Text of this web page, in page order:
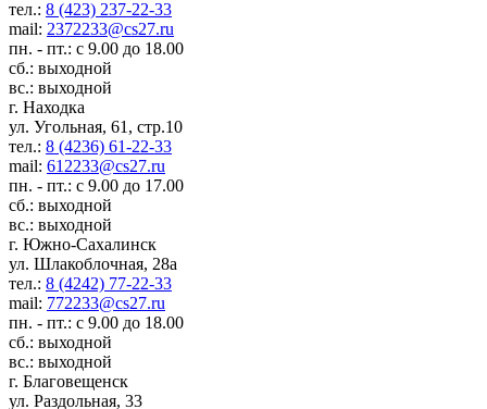
тел.: 8 (423) 237-22-33
mail: 2372233@cs27.ru
пн. - пт.: с 9.00 до 18.00
сб.: выходной
вс.: выходной
г. Находка
ул. Угольная, 61, стр.10
тел.: 8 (4236) 61-22-33
mail: 612233@cs27.ru
пн. - пт.: с 9.00 до 17.00
сб.: выходной
вс.: выходной
г. Южно-Сахалинск
ул. Шлакоблочная, 28а
тел.: 8 (4242) 77-22-33
mail: 772233@cs27.ru
пн. - пт.: с 9.00 до 18.00
сб.: выходной
вс.: выходной
г. Благовещенск
ул. Раздольная, 33